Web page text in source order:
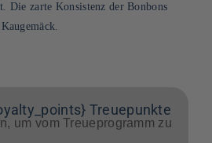
Die zarte Konsistenz der Bonbons
Treuepunkte
um vom Treueprogramm zu